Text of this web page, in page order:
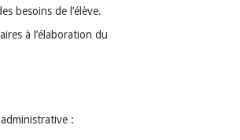
besoins de l’élève.
à l’élaboration du
: